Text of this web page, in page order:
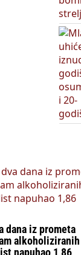
dana iz prometa
alkoholiziranih
napuhao 1,86